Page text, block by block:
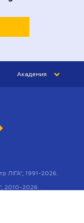
Академия
ЛІГА", 1991-2026.
2010-2026.